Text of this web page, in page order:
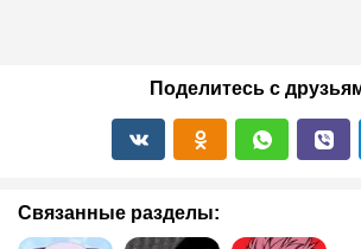
Поделитесь с
Связанные разделы: